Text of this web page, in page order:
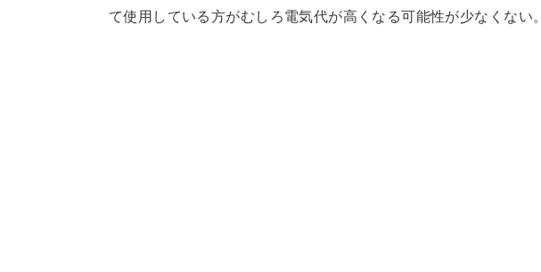
て使用している方がむしろ電気代が高くなる可能性が少なくない。